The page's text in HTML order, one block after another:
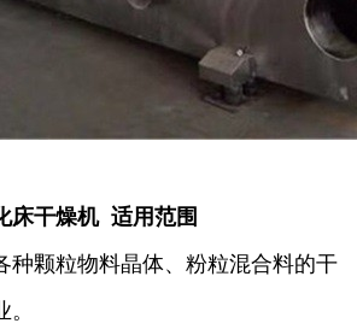
床干燥机 适用范围
种颗粒物料晶体、粉粒混合料的干